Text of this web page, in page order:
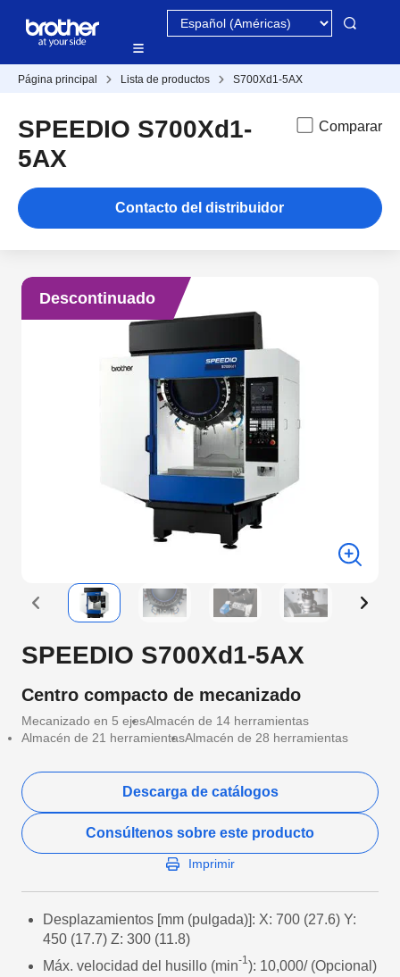
Página principal Lista de productos S700Xd1-5AX
SPEEDIO S700Xd1-
5AX
Comparar
Contacto del distribuidor
Descontinuado
SPEEDIO S700Xd1-5AX
Centro compacto de mecanizado
Mecanizado en 5 ejesAlmacén de 14 herramientas
Almacén de 21 herramientasAlmacén de 28 herramientas
Descarga de catálogos
Consúltenos sobre este producto
Imprimir
Desplazamientos [mm (pulgada)]: X: 700 (27.6) Y:
450 (17.7) Z: 300 (11.8)
Máx. velocidad del husillo (min-1): 10,000/ (Opcional)